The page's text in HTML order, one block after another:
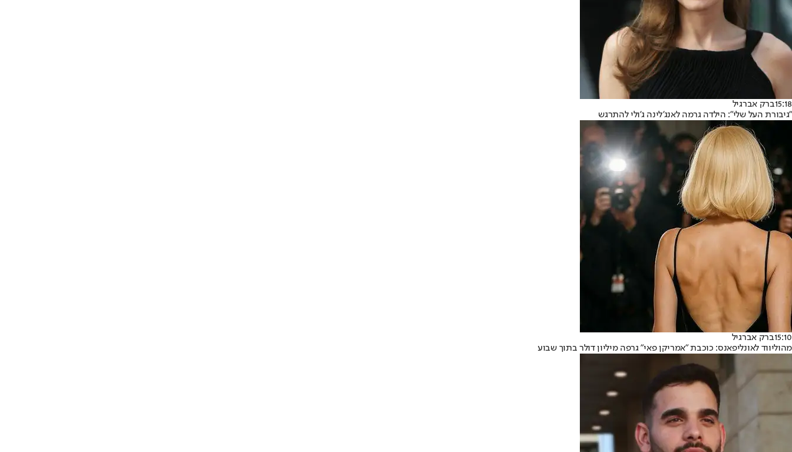
15:18ברק אברגיל
"גיבורת העל שלי": הילדה גרמה לאנג'לינה ג'ולי להתרגש
15:10ברק אברגיל
מהוליווד לאונליפאנס: כוכבת "אמריקן פאי" גרפה מיליון דולר בתוך שבוע